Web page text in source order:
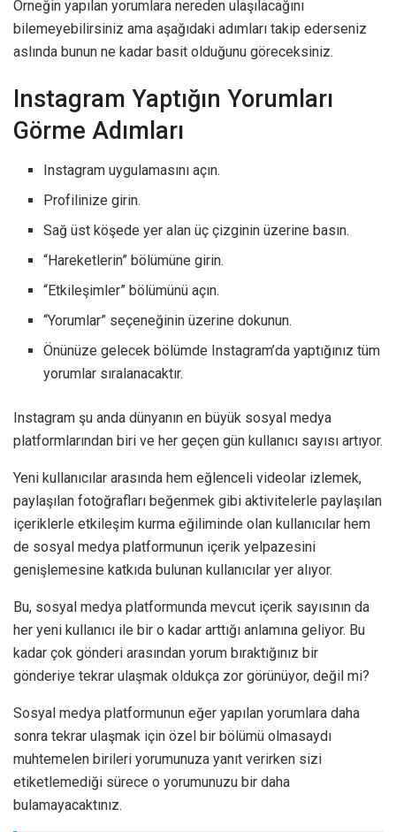
Örneğin yapılan yorumlara nereden ulaşılacağını
bilemeyebilirsiniz ama aşağıdaki adımları takip ederseniz
aslında bunun ne kadar basit olduğunu göreceksiniz.
Instagram Yaptığın Yorumları
Görme Adımları
Instagram uygulamasını açın.
Profilinize girin.
Sağ üst köşede yer alan üç çizginin üzerine basın.
“Hareketlerin” bölümüne girin.
“Etkileşimler” bölümünü açın.
“Yorumlar” seçeneğinin üzerine dokunun.
Önünüze gelecek bölümde Instagram’da yaptığınız tüm
yorumlar sıralanacaktır.
Instagram şu anda dünyanın en büyük sosyal medya
platformlarından biri ve her geçen gün kullanıcı sayısı artıyor.
Yeni kullanıcılar arasında hem eğlenceli videolar izlemek,
paylaşılan fotoğrafları beğenmek gibi aktivitelerle paylaşılan
içeriklerle etkileşim kurma eğiliminde olan kullanıcılar hem
de sosyal medya platformunun içerik yelpazesini
genişlemesine katkıda bulunan kullanıcılar yer alıyor.
Bu, sosyal medya platformunda mevcut içerik sayısının da
her yeni kullanıcı ile bir o kadar arttığı anlamına geliyor. Bu
kadar çok gönderi arasından yorum bıraktığınız bir
gönderiye tekrar ulaşmak oldukça zor görünüyor, değil mi?
Sosyal medya platformunun eğer yapılan yorumlara daha
sonra tekrar ulaşmak için özel bir bölümü olmasaydı
muhtemelen birileri yorumunuza yanıt verirken sizi
etiketlemediği sürece o yorumunuzu bir daha
bulamayacaktınız.